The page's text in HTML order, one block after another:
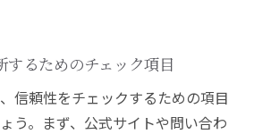
するためのチェック項目
信頼性をチェックするための項目
う。まず、公式サイトや問い合わ